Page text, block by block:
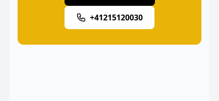
+41215120030